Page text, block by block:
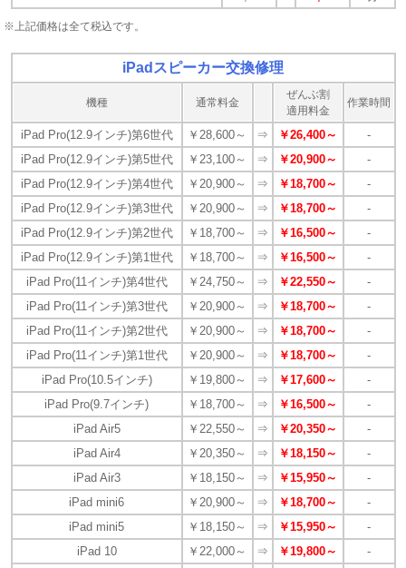
※上記価格は全て税込です。
iPadスピーカー交換修理
機種 通常料金
ぜんぶ割
適用料金
作業時間
iPad Pro(12.9インチ)第6世代 ￥28,600～ ⇒ ￥26,400～
-
iPad Pro(12.9インチ)第5世代
￥23,100～ ⇒ ￥20,900～
-
iPad Pro(12.9インチ)第4世代
￥20,900～ ⇒ ￥18,700～
-
iPad Pro(12.9インチ)第3世代
￥20,900～ ⇒ ￥18,700～
-
iPad Pro(12.9インチ)第2世代
￥18,700～ ⇒ ￥16,500～
-
iPad Pro(12.9インチ)第1世代
￥18,700～ ⇒ ￥16,500～
-
iPad Pro(11インチ)第4世代
￥24,750～ ⇒ ￥22,550～
-
iPad Pro(11インチ)第3世代
￥20,900～ ⇒ ￥18,700～
-
iPad Pro(11インチ)第2世代
￥20,900～ ⇒ ￥18,700～
-
iPad Pro(11インチ)第1世代
￥20,900～ ⇒ ￥18,700～
-
iPad Pro(10.5インチ)
￥19,800～ ⇒ ￥17,600～
-
iPad Pro(9.7インチ)
￥18,700～ ⇒ ￥16,500～
-
iPad Air5
￥22,550～ ⇒ ￥20,350～
-
iPad Air4
￥20,350～ ⇒ ￥18,150～
-
iPad Air3
￥18,150～ ⇒ ￥15,950～
-
iPad mini6
￥20,900～ ⇒ ￥18,700～
-
iPad mini5
￥18,150～ ⇒ ￥15,950～
-
iPad 10
￥22,000～ ⇒ ￥19,800～
-